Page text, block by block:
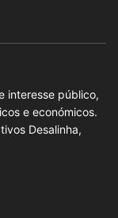
interesse público,
e económicos.
Desalinha,